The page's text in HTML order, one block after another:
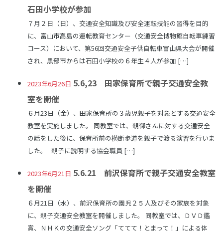
石田小学校が参加
７月２日（日）、交通安全知識及び安全運転技能の習得を目的
に、富山市高島の運転教育センター（交通安全博物館自転車練習
コース）において、第56回交通安全子供自転車富山県大会が開催
され、黒部市からは石田小学校の６年生４人が参加 […]
2023年6月26日 5.6,23 田家保育所で親子交通安全教
室を開催
６月23日（金）、田家保育所の３歳児親子を対象とする交通安全
教室を実施しました。 同教室では、親御さんに対する交通安全
の話をした後に、保育所前の横断歩道を親子で渡る演習を行いま
した。 親子に説明する協会職員 […]
2023年6月21日 5.6.21 前沢保育所で親子交通安全教室
を開催
６月21日（水）、前沢保育所の園児２５人及びその家族を対象
に、親子交通安全教室を開催しました。 同教室では、ＤＶＤ鑑
賞、ＮＨＫの交通安全ソング「ててて！とまって！」による体